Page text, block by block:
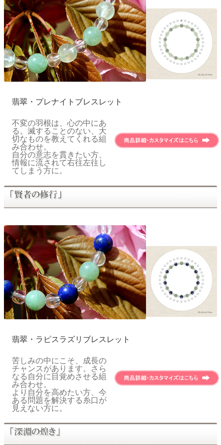
翡翠・プレナイトブレスレット
不変の羽根は、心の中にあ
る。滅することのない、大
切なものを教えてくれる組
み合わせ。
自分の意志を貫きたい方、
情報に流されて右往左往し
てしまう方に。
翡翠・ラピスラズリブレスレット
苦しみの中にこそ、成長の
チャンスがあります。さら
なる自分に目覚めさせる組
み合わせ。
より自分を高めたい方、今
ある問題を解決する糸口が
見えない方に。